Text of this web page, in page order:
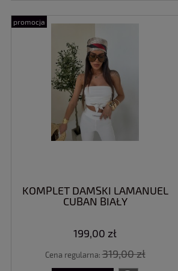
KOMPLET DAMSKI LAMANUEL
CUBAN BIAŁY
199,00 zł
Cena regularna:319,00 zł
promocja